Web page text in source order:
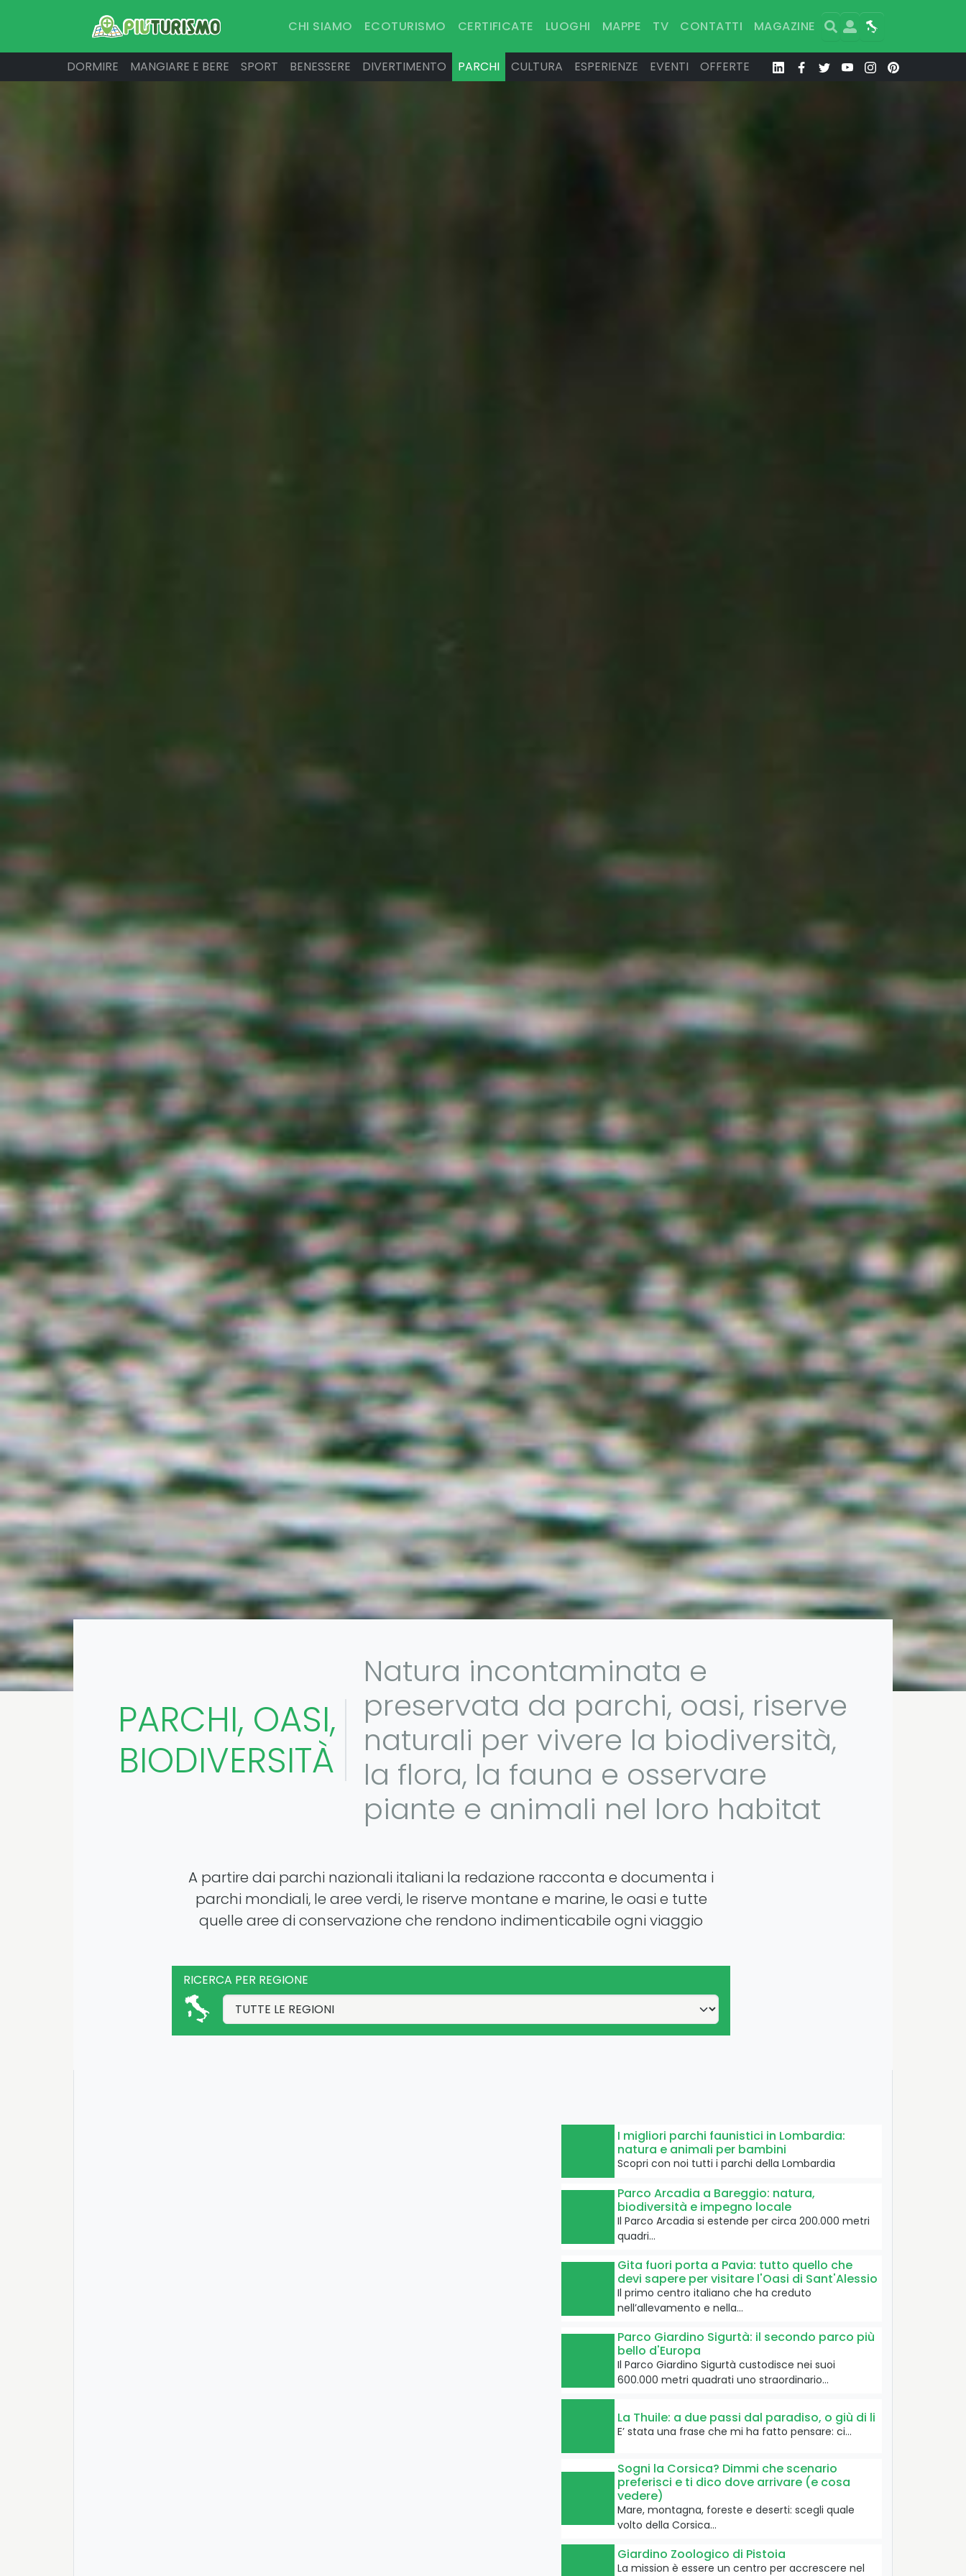
CHI SIAMO ECOTURISMO CERTIFICATE LUOGHI MAPPE TV CONTATTI MAGAZINE Search
User Map
DORMIRE MANGIARE E BERE SPORT BENESSERE DIVERTIMENTO PARCHI CULTURA ESPERIENZE EVENTI OFFERTE
PARCHI, OASI,
BIODIVERSITÀ
Natura incontaminata e
preservata da parchi, oasi, riserve
naturali per vivere la biodiversità,
la flora, la fauna e osservare
piante e animali nel loro habitat
A partire dai parchi nazionali italiani la redazione racconta e documenta i
parchi mondiali, le aree verdi, le riserve montane e marine, le oasi e tutte
quelle aree di conservazione che rendono indimenticabile ogni viaggio
RICERCA PER REGIONE
I migliori parchi faunistici in Lombardia:
natura e animali per bambini
Scopri con noi tutti i parchi della Lombardia
Parco Arcadia a Bareggio: natura,
biodiversità e impegno locale
Il Parco Arcadia si estende per circa 200.000 metri
quadri…
Gita fuori porta a Pavia: tutto quello che
devi sapere per visitare l'Oasi di Sant'Alessio
Il primo centro italiano che ha creduto
nell’allevamento e nella…
Parco Giardino Sigurtà: il secondo parco più
bello d'Europa
Il Parco Giardino Sigurtà custodisce nei suoi
600.000 metri quadrati uno straordinario…
La Thuile: a due passi dal paradiso, o giù di li
E’ stata una frase che mi ha fatto pensare: ci…
Sogni la Corsica? Dimmi che scenario
preferisci e ti dico dove arrivare (e cosa
vedere)
Mare, montagna, foreste e deserti: scegli quale
volto della Corsica…
Giardino Zoologico di Pistoia
La mission è essere un centro per accrescere nel